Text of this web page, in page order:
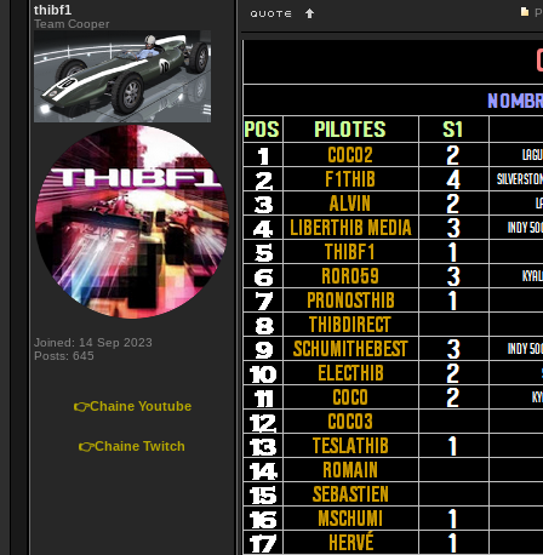
thibf1
Team Cooper
Joined: 14 Sep 2023
Posts: 645
👉Chaine Youtube
👉Chaine Twitch